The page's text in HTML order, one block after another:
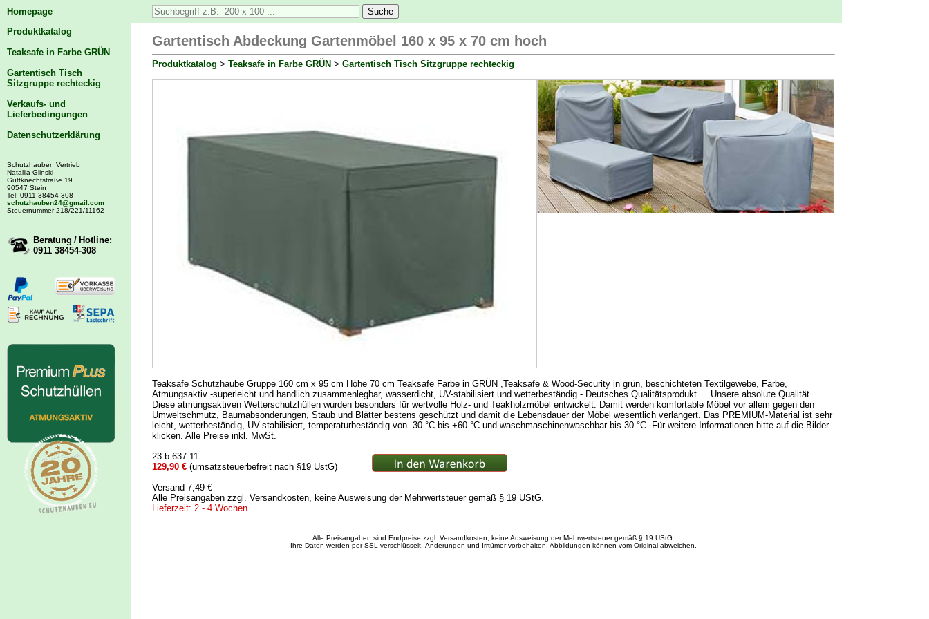
Homepage
Produktkatalog
Teaksafe in Farbe GRÜN
Gartentisch Tisch
Sitzgruppe rechteckig
Verkaufs- und
Lieferbedingungen
Datenschutzerklärung
Schutzhauben Vertrieb
Nataliia Glinski
Guttknechtstraße 19
90547 Stein
Tel: 0911 38454-308
schutzhauben24@gmail.com
Steuernummer 218/221/11162
Beratung / Hotline:
0911 38454-308
Gartentisch Abdeckung Gartenmöbel 160 x 95 x 70 cm hoch
Produktkatalog > Teaksafe in Farbe GRÜN > Gartentisch Tisch Sitzgruppe rechteckig
Teaksafe Schutzhaube Gruppe 160 cm x 95 cm Höhe 70 cm Teaksafe Farbe in GRÜN ,Teaksafe & Wood-Security in grün, beschichteten Textilgewebe, Farbe,
Atmungsaktiv -superleicht und handlich zusammenlegbar, wasserdicht, UV-stabilisiert und wetterbeständig - Deutsches Qualitätsprodukt ... Unsere absolute Qualität.
Diese atmungsaktiven Wetterschutzhüllen wurden besonders für wertvolle Holz- und Teakholzmöbel entwickelt. Damit werden komfortable Möbel vor allem gegen den
Umweltschmutz, Baumabsonderungen, Staub und Blätter bestens geschützt und damit die Lebensdauer der Möbel wesentlich verlängert. Das PREMIUM-Material ist sehr
leicht, wetterbeständig, UV-stabilisiert, temperaturbeständig von -30 °C bis +60 °C und waschmaschinenwaschbar bis 30 °C. Für weitere Informationen bitte auf die Bilder
klicken. Alle Preise inkl. MwSt.
23-b-637-11
129,90 € (umsatzsteuerbefreit nach §19 UstG)
Versand 7,49 €
Alle Preisangaben zzgl. Versandkosten, keine Ausweisung der Mehrwertsteuer gemäß § 19 UStG.
Lieferzeit: 2 - 4 Wochen
Alle Preisangaben sind Endpreise zzgl. Versandkosten, keine Ausweisung der Mehrwertsteuer gemäß § 19 UStG.
Ihre Daten werden per SSL verschlüsselt. Änderungen und Irrtümer vorbehalten. Abbildungen können vom Original abweichen.